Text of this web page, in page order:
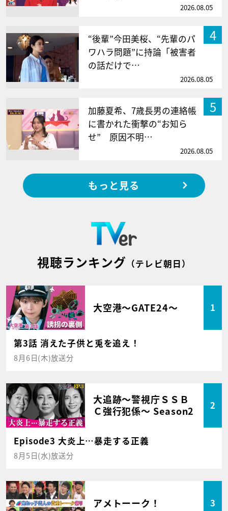
2026.08.05
4
“後輩”今田美桜、“先輩のパ
ワハラ問題”に持論「被害者
の話だけで…
2026.08.05
5
加藤夏希、7歳長男の連絡帳
に書かれた衝撃の“お知ら
せ” 原因不明…
2026.08.05
もっと見る
視聴ランキング （テレビ朝日）
大空港～GATE24～ 1
第3話 消えた子供と兎を追え！
8月6日(木)放送分
大追跡～警視庁ＳＳＢ
Ｃ強行犯係～ Season2
2
Episode3 大炎上…暴走する正義
8月5日(水)放送分
アメトーーク！ 3